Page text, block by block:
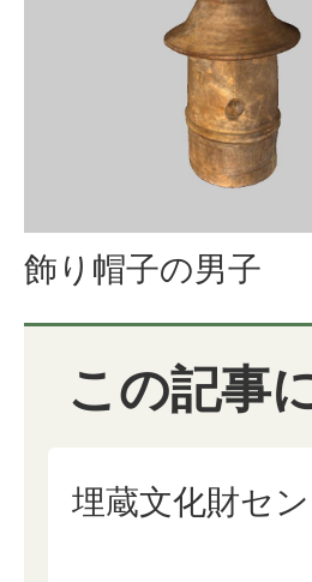
飾り帽子の男子
この記事
埋蔵文化財セ